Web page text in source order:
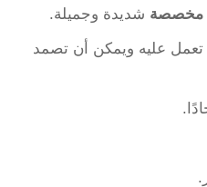
مخصصة شديدة وجميلة.
تعمل عليه ويمكن أن تصمد